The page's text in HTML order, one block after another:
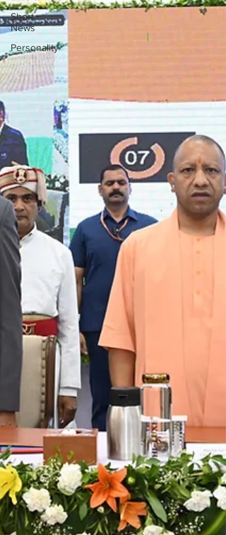
Short
News
Personality